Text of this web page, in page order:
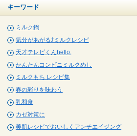
キーワード
ミルク鍋
気分があがる⤴ミルクレシピ
天才テレビくんhello,
かんたんコンビニミルクめし
ミルクもち レシピ集
春の彩りを味わう
乳和食
カゼ対策に
美肌レシピでおいしくアンチエイジング